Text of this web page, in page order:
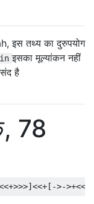
इस तथ्य का दुरुपयोग
इसका मूल्यांकन नहीं
है
78